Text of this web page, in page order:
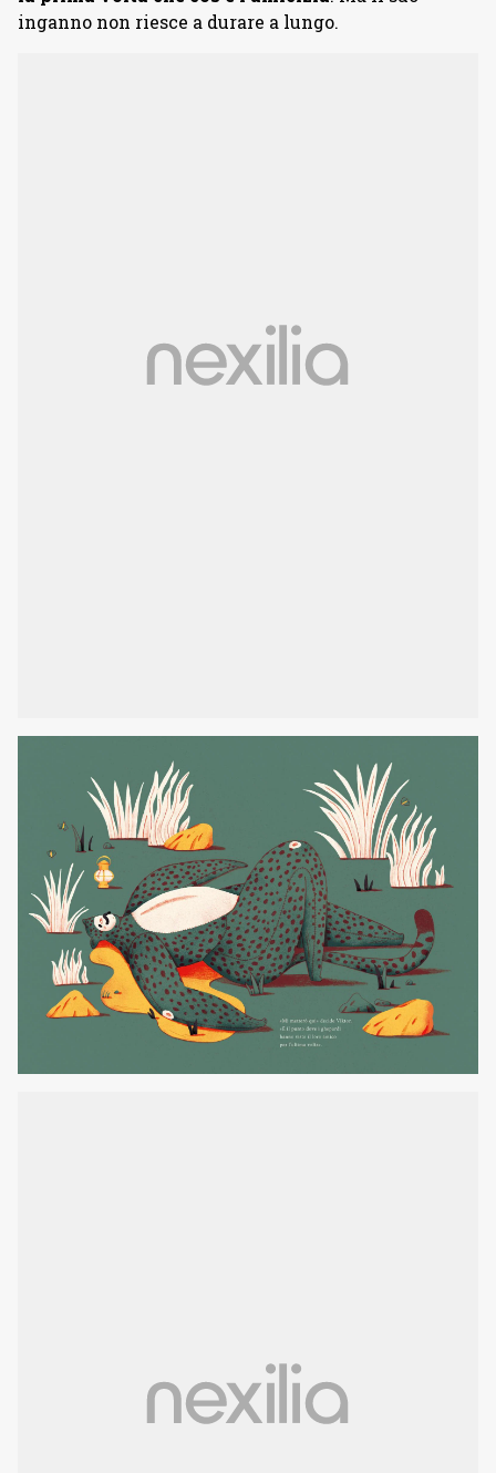
inganno non riesce a durare a lungo.